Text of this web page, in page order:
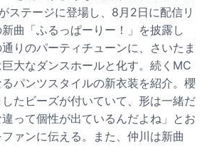
ステージに登場し、8月2日に配信リ
曲「ふるっぱーりー！」を披露し
りのパーティチューンに、さいたま
大なダンスホールと化す。続くMC
パンツスタイルの新衣装を紹介。櫻
たビーズが付いていて、形は一緒だ
って個性が出ているんだよね」とお
ァンに伝える。また、仲川は新曲